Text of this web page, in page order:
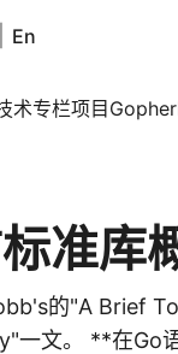
En
术专栏项目
准库
的"A Brief
一文。 **在Go